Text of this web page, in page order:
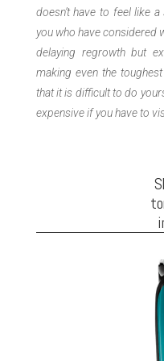
doesn’t have to feel like
you who have considered
delaying regrowth but
making even the
that it is difficult to do
expensive if you have to